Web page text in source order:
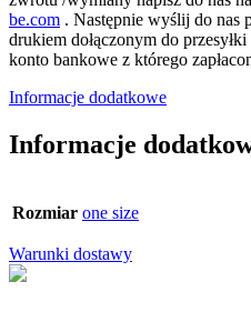
be.com . Następnie wyślij do nas
drukiem dołączonym do
konto bankowe z którego
Informacje dodatkowe
Informacje
Rozmiar one size
Warunki dostawy